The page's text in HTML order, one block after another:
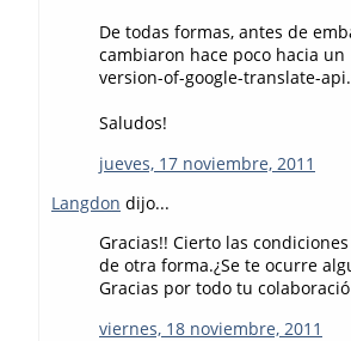
De todas formas, antes de
cambiaron hace poco hacia
version-of-google-translate-
Saludos!
jueves, 17 noviembre, 2011
Langdon dijo...
Gracias!! Cierto las
de otra forma.¿Se te ocurre
Gracias por todo tu
viernes, 18 noviembre, 2011